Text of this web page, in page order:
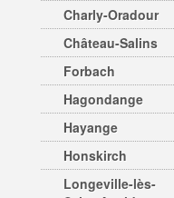
Charly-Oradour
Château-Salins
Forbach
Hagondange
Hayange
Honskirch
Longeville-lès-